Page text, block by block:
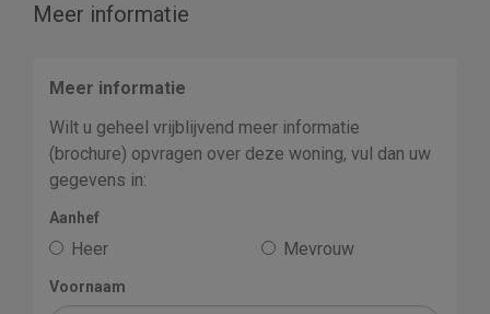
Meer informatie
Meer informatie
Wilt u geheel vrijblijvend meer informatie
(brochure) opvragen over deze woning, vul dan uw
gegevens in:
Aanhef
Heer Mevrouw
Voornaam